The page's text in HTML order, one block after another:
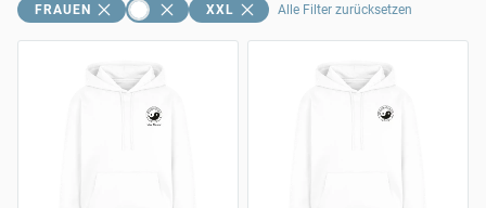
FRAUEN XXL Alle Filter zurücksetzen